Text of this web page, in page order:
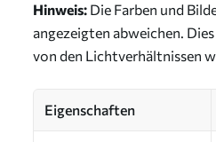
Hinweis: Die Farben und
angezeigten abweichen.
von den Lichtverhältnissen
Eigenschaften